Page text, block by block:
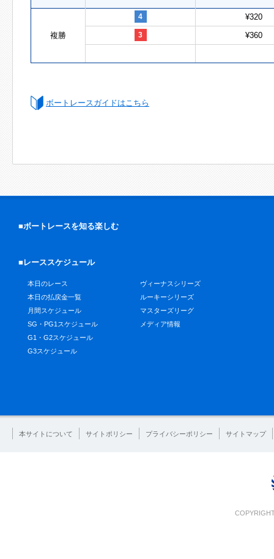
複勝
4 ¥320
3 ¥360
ボートレースガイドはこちら
■ボートレースを知る楽しむ
■レーススケジュール
本日のレース
本日の払戻金一覧
月間スケジュール
SG・PG1スケジュール
G1・G2スケジュール
G3スケジュール
ヴィーナスシリーズ
ルーキーシリーズ
マスターズリーグ
メディア情報
本サイトについて サイトポリシー プライバシーポリシー サイトマップ